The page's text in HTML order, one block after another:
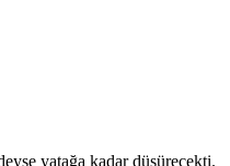
yatağa kadar düşürecekti.